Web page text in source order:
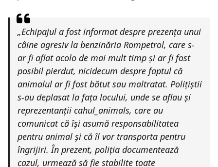
„Echipajul a fost informat despre prezența unui
câine agresiv la benzinăria Rompetrol, care s-
ar fi aflat acolo de mai mult timp și ar fi fost
posibil pierdut, nicidecum despre faptul că
animalul ar fi fost bătut sau maltratat. Polițiștii
s-au deplasat la fața locului, unde se aflau și
reprezentanții cahul_animals, care au
comunicat că își asumă responsabilitatea
pentru animal și că îl vor transporta pentru
îngrijiri. În prezent, poliția documentează
cazul, urmează să fie stabilite toate